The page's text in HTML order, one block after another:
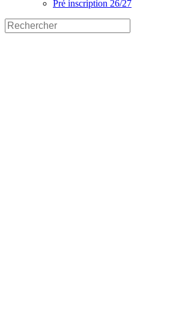
Pré inscription 26/27